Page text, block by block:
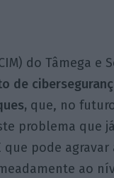
do Tâmega e
de
que, no
problema que
que pode
ao